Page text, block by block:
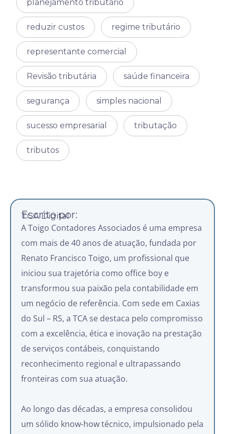
planejamento tributário
reduzir custos regime tributário
representante comercial
Revisão tributária saúde financeira
segurança simples nacional
sucesso empresarial tributação
tributos
Escrito por:
TCA Digital
A Toigo Contadores Associados é uma empresa
com mais de 40 anos de atuação, fundada por
Renato Francisco Toigo, um profissional que
iniciou sua trajetória como office boy e
transformou sua paixão pela contabilidade em
um negócio de referência. Com sede em Caxias
do Sul – RS, a TCA se destaca pelo compromisso
com a excelência, ética e inovação na prestação
de serviços contábeis, conquistando
reconhecimento regional e ultrapassando
fronteiras com sua atuação.
Ao longo das décadas, a empresa consolidou
um sólido know-how técnico, impulsionado pela